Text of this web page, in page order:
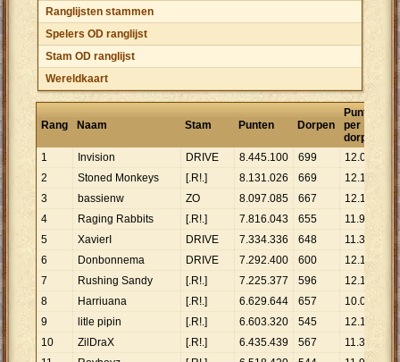
Ranglijsten stammen
Spelers OD ranglijst
Stam OD ranglijst
Wereldkaart
Rang Naam Stam Punten Dorpen
Punten
per
dorp
1
Invision DRIVE 8.445.100 699 12.082
2
Stoned Monkeys [.R!.] 8.131.026 669 12.154
3
bassienw ZO 8.097.085 667 12.140
4
Raging Rabbits [.R!.] 7.816.043 655 11.933
5
XavierI DRIVE 7.334.336 648 11.318
6
Donbonnema DRIVE 7.292.400 600 12.154
7
Rushing Sandy [.R!.] 7.225.377 596 12.123
8
Harriuana [.R!.] 6.629.644 657 10.091
9
litle pipin [.R!.] 6.603.320 545 12.116
10
ZilDraX [.R!.] 6.435.439 567 11.350